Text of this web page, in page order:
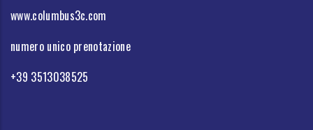
www.columbus3c.com
numero unico prenotazione
+39 3513038525